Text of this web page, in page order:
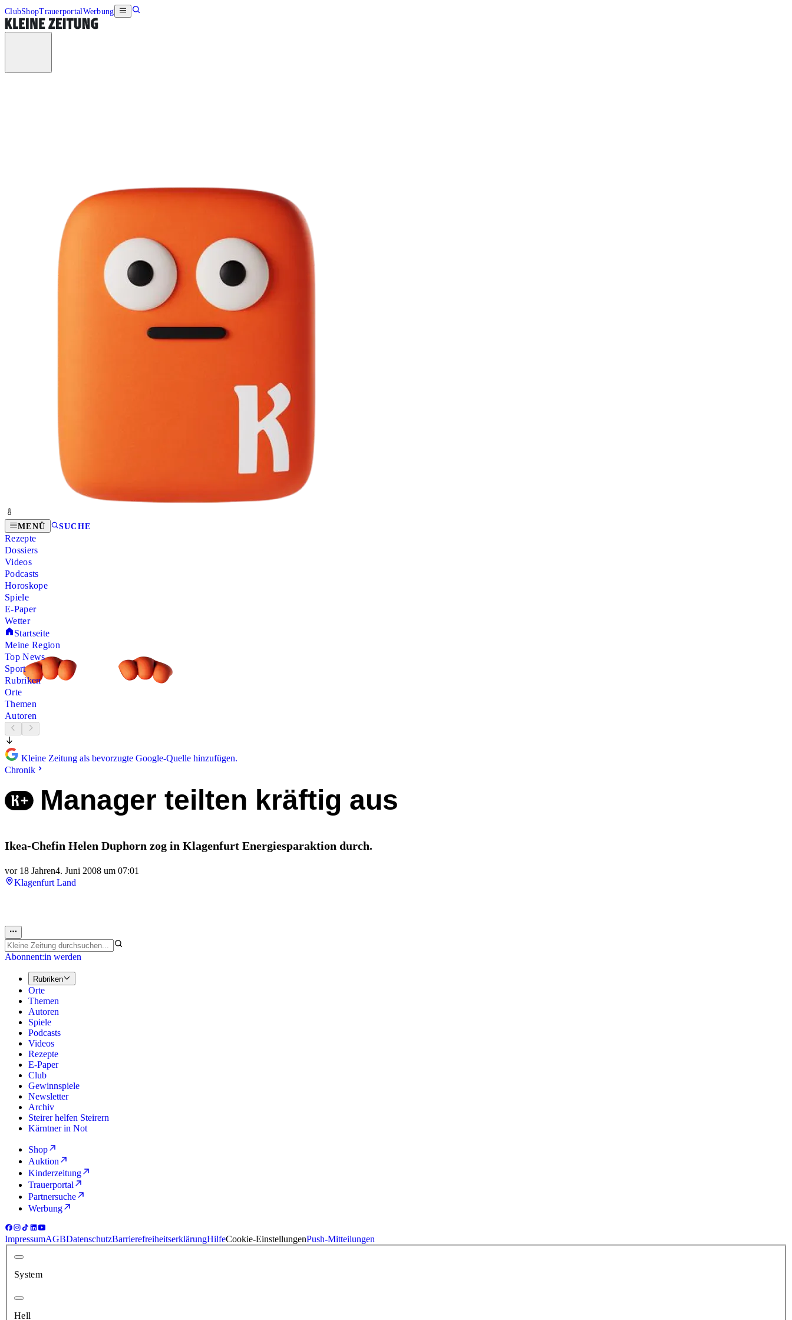
ClubShopTrauerportalWerbung
MENÜ SUCHE
Rezepte
Dossiers
Videos
Podcasts
Horoskope
Spiele
E-Paper
Wetter
Startseite
Meine Region
Top News
Sport
Rubriken
Orte
Themen
Autoren
Kleine Zeitung als bevorzugte Google-Quelle hinzufügen.
Chronik
Manager teilten kräftig aus
Ikea-Chefin Helen Duphorn zog in Klagenfurt Energiesparaktion durch.
vor 18 Jahren4. Juni 2008 um 07:01
Klagenfurt Land
Abonnent:in werden
Rubriken
Orte
Themen
Autoren
Spiele
Podcasts
Videos
Rezepte
E-Paper
Club
Gewinnspiele
Newsletter
Archiv
Steirer helfen Steirern
Kärntner in Not
Shop
Auktion
Kinderzeitung
Trauerportal
Partnersuche
Werbung
ImpressumAGBDatenschutzBarrierefreiheitserklärungHilfeCookie-EinstellungenPush-Mitteilungen
System
Hell